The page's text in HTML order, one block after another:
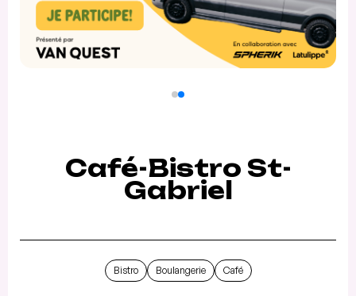
Café-Bistro St-
Gabriel
Bistro Boulangerie Café